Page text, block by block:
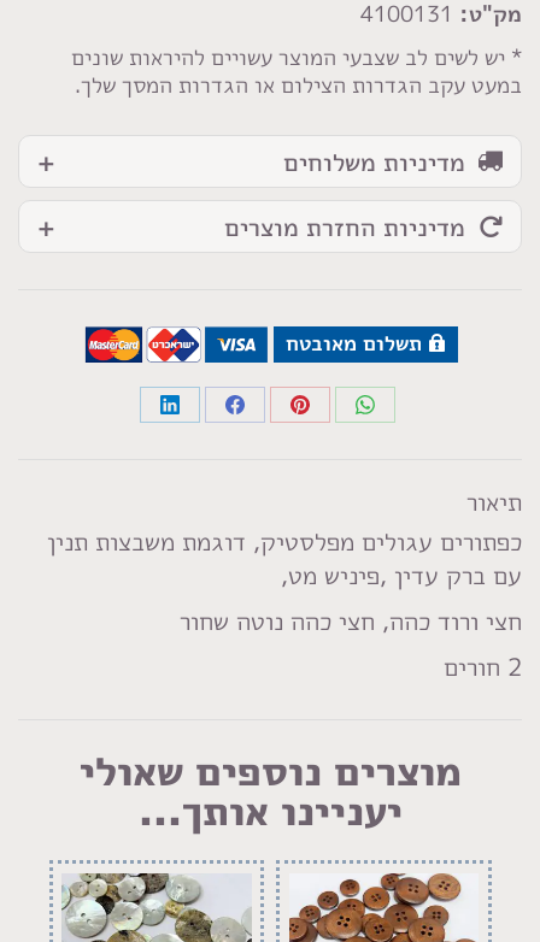
מק"ט:
* יש לשים לב שצבעי המוצר עשויים להיראות שונים
במעט עקב הגדרות הצילום או הגדרות המסך שלך.
מדיניות משלוחים
מדיניות החזרת מוצרים
תשלום מאובטח
Share
Share
Share
Share
תיאור
כפתורים עגולים מפלסטיק, דוגמת משבצות תנין
עם ברק עדין ,פיניש מט,
חצי ורוד כהה, חצי כהה נוטה שחור
2 חורים
מוצרים נוספים שאולי
יעניינו אותך...